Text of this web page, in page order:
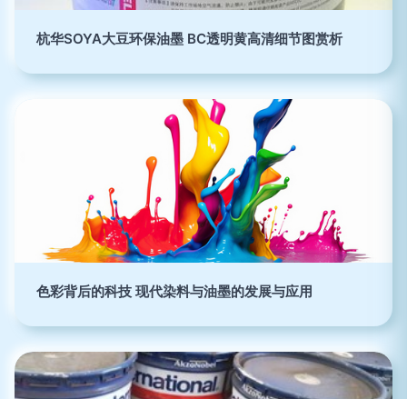
杭华SOYA大豆环保油墨 BC透明黄高清细节图赏析
色彩背后的科技 现代染料与油墨的发展与应用